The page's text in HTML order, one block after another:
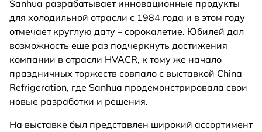
Sanhua разрабатывает инновационные продукты
для холодильной отрасли с 1984 года и в этом году
отмечает круглую дату – сорокалетие. Юбилей дал
возможность еще раз подчеркнуть достижения
компании в отрасли HVACR, к тому же начало
праздничных торжеств совпало с выставкой China
Refrigeration, где Sanhua продемонстрировала свои
новые разработки и решения.
На выставке был представлен широкий ассортимент